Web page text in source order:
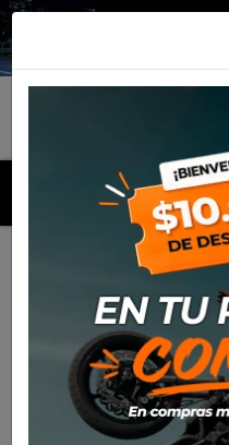
MENU
Nolan
Listado de
Nolan
Más